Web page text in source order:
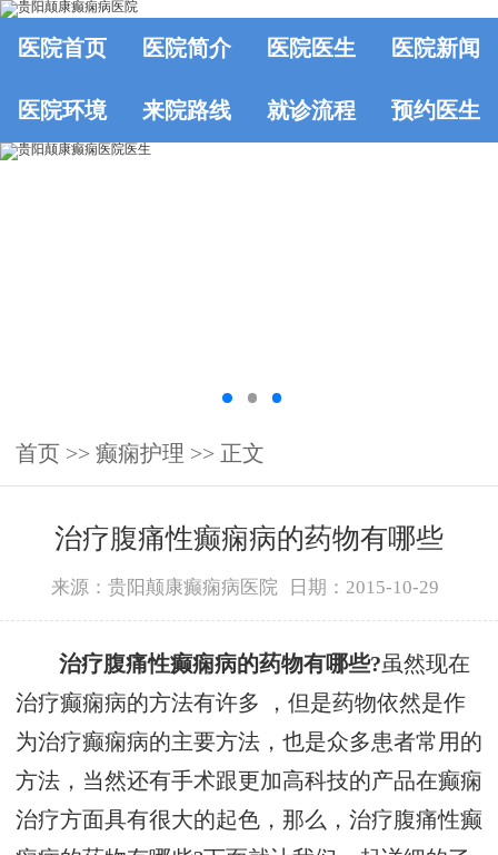
医院首页 医院简介 医院医生 医院新闻
医院环境 来院路线 就诊流程 预约医生
首页 >> 癫痫护理 >> 正文
治疗腹痛性癫痫病的药物有哪些
来源：贵阳颠康癫痫病医院 日期：2015-10-29
治疗腹痛性癫痫病的药物有哪些?虽然现在
治疗癫痫病的方法有许多 ，但是药物依然是作
为治疗癫痫病的主要方法，也是众多患者常用的
方法，当然还有手术跟更加高科技的产品在癫痫
治疗方面具有很大的起色，那么，治疗腹痛性癫